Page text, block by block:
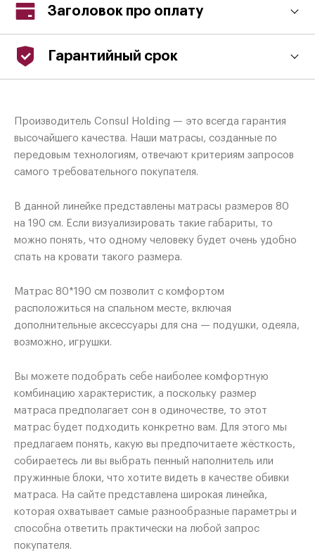
Заголовок про оплату
Гарантийный срок
Производитель Consul Holding — это всегда гарантия
высочайшего качества. Наши матрасы, созданные по
передовым технологиям, отвечают критериям запросов
самого требовательного покупателя.
В данной линейке представлены матрасы размеров 80
на 190 см. Если визуализировать такие габариты, то
можно понять, что одному человеку будет очень удобно
спать на кровати такого размера.
Матрас 80*190 см позволит с комфортом
расположиться на спальном месте, включая
дополнительные аксессуары для сна — подушки, одеяла,
возможно, игрушки.
Вы можете подобрать себе наиболее комфортную
комбинацию характеристик, а поскольку размер
матраса предполагает сон в одиночестве, то этот
матрас будет подходить конкретно вам. Для этого мы
предлагаем понять, какую вы предпочитаете жёсткость,
собираетесь ли вы выбрать пенный наполнитель или
пружинные блоки, что хотите видеть в качестве обивки
матраса. На сайте представлена широкая линейка,
которая охватывает самые разнообразные параметры и
способна ответить практически на любой запрос
покупателя.